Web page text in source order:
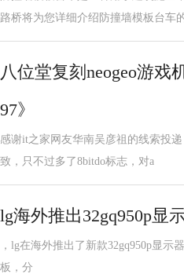
路桥将为您详细介绍防撞墙模板台车
八位堂复刻neogeo游戏
97》
感谢it之家网友华南吴彦祖的线索投
致，只不过多了8bitdo标志，对a
lg海外推出32gq950p显
，lg在海外推出了新款32gq950p显示
板，分